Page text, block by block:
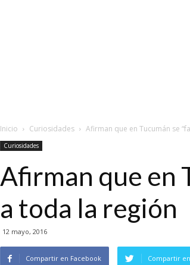
Inicio Curiosidades Afirman que en Tucumán se
Curiosidades
Afirman que en
a toda la región
12 mayo, 2016
Compartir en Facebook Compartir